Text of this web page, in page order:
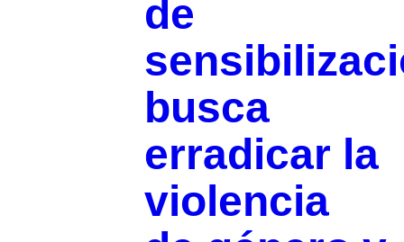
de
busca
erradicar la
violencia